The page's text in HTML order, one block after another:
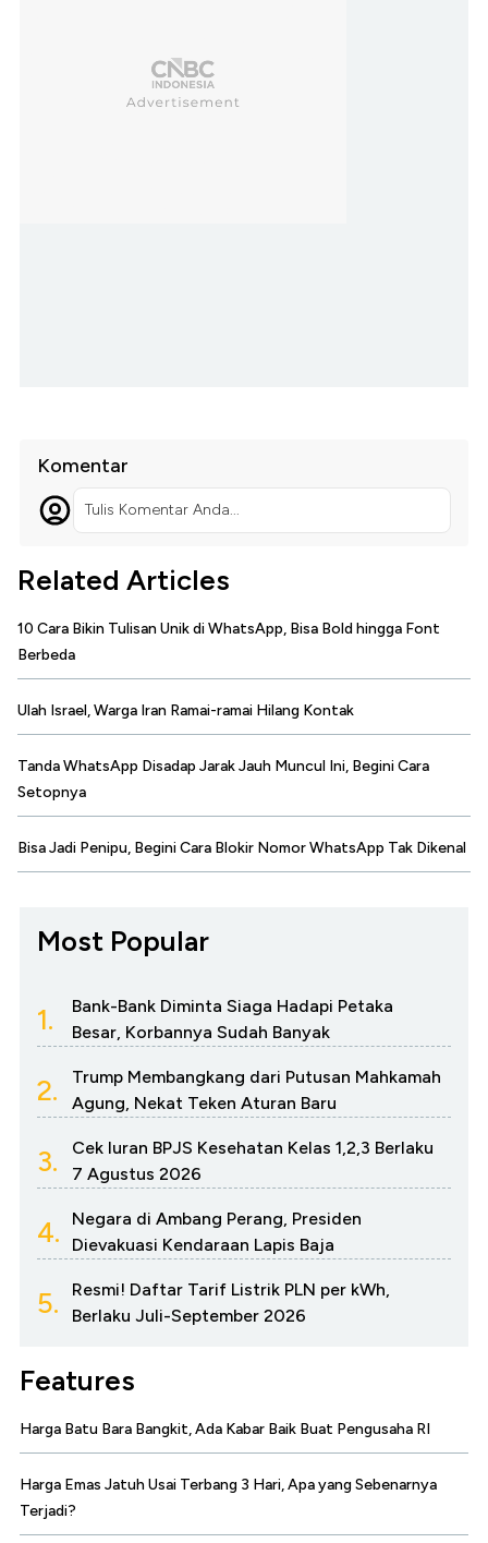
Komentar
Tulis Komentar Anda...
Related Articles
10 Cara Bikin Tulisan Unik di WhatsApp, Bisa Bold hingga Font
Berbeda
Ulah Israel, Warga Iran Ramai-ramai Hilang Kontak
Tanda WhatsApp Disadap Jarak Jauh Muncul Ini, Begini Cara
Setopnya
Bisa Jadi Penipu, Begini Cara Blokir Nomor WhatsApp Tak Dikenal
Most Popular
1.
Bank-Bank Diminta Siaga Hadapi Petaka
Besar, Korbannya Sudah Banyak
2.
Trump Membangkang dari Putusan Mahkamah
Agung, Nekat Teken Aturan Baru
3.
Cek Iuran BPJS Kesehatan Kelas 1,2,3 Berlaku
7 Agustus 2026
4.
Negara di Ambang Perang, Presiden
Dievakuasi Kendaraan Lapis Baja
5.
Resmi! Daftar Tarif Listrik PLN per kWh,
Berlaku Juli-September 2026
Features
Harga Batu Bara Bangkit, Ada Kabar Baik Buat Pengusaha RI
Harga Emas Jatuh Usai Terbang 3 Hari, Apa yang Sebenarnya
Terjadi?